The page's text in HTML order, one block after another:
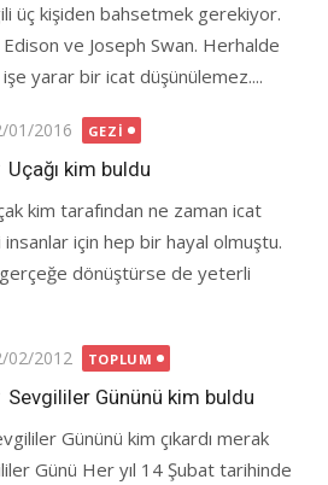
üç kişiden bahsetmek gerekiyor.
ve Joseph Swan. Herhalde
yarar bir icat düşünülemez....
01/2016 GEZI
Uçağı kim buldu
kim tarafından ne zaman icat
için hep bir hayal olmuştu.
gerçeğe dönüştürse de yeterli
02/2012 TOPLUM
Sevgililer Gününü kim buldu
Gününü kim çıkardı merak
Günü Her yıl 14 Şubat tarihinde